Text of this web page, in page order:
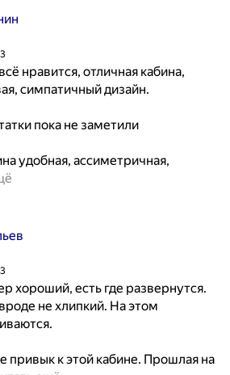
нравится, отличная кабина,
симпатичный дизайн.
пока не заметили
удобная, ассиметричная,
хороший, есть где развернутся.
не хлипкий. На этом
привык к этой кабине. Прошлая на